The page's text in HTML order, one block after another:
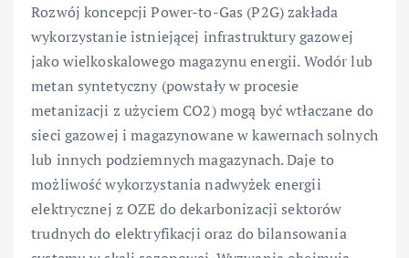
Rozwój koncepcji Power-to-Gas (P2G) zakłada
wykorzystanie istniejącej infrastruktury gazowej
jako wielkoskalowego magazynu energii. Wodór lub
metan syntetyczny (powstały w procesie
metanizacji z użyciem CO2) mogą być wtłaczane do
sieci gazowej i magazynowane w kawernach solnych
lub innych podziemnych magazynach. Daje to
możliwość wykorzystania nadwyżek energii
elektrycznej z OZE do dekarbonizacji sektorów
trudnych do elektryfikacji oraz do bilansowania